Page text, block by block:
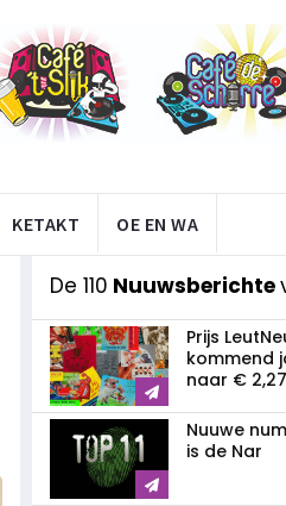
KETAKT OE EN WA
De 110 Nuuwsberichte
Prijs
kommend
naar € 2,27
Nuuwe
is de Nar